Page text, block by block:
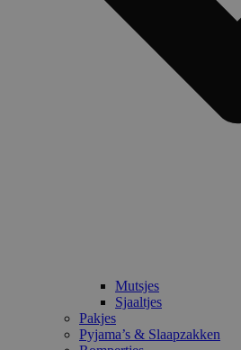
Mutsjes
Sjaaltjes
Pakjes
Pyjama’s & Slaapzakken